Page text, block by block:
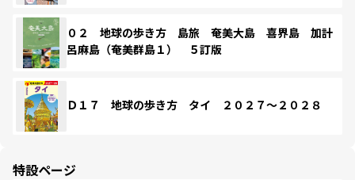
０２ 地球の歩き方 島旅 奄美大島 喜界島 加計
呂麻島（奄美群島１） ５訂版
Ｄ１７ 地球の歩き方 タイ ２０２７～２０２８
特設ページ